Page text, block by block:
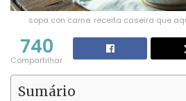
sopa con carne: receita caseira que
740
Compartilhar
Sumário